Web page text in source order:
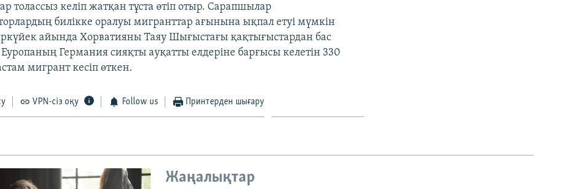
толассыз келіп жатқан тұста өтіп отыр. Сарапшылар
билікке оралуы мигранттар ағынына ықпал етуі мүмкін
айында Хорватияны Таяу Шығыстағы қақтығыстардан бас
Еуропаның Германия сияқты ауқатты елдеріне барғысы келетін 330
мигрант кесіп өткен.
VPN-сіз оқу Follow us Принтерден шығару
Жаңалықтар